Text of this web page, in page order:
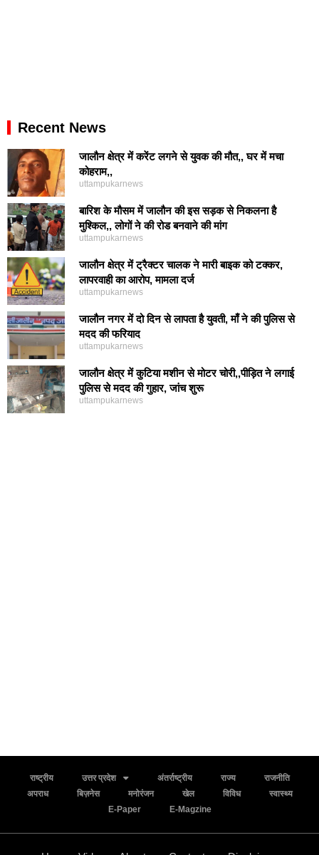
Recent News
जालौन क्षेत्र में करेंट लगने से युवक की मौत,, घर में मचा
कोहराम,,
uttampukarnews
बारिश के मौसम में जालौन की इस सड़क से निकलना है
मुश्किल,, लोगों ने की रोड बनवाने की मांग
uttampukarnews
जालौन क्षेत्र में ट्रैक्टर चालक ने मारी बाइक को टक्कर,
लापरवाही का आरोप, मामला दर्ज
uttampukarnews
जालौन नगर में दो दिन से लापता है युवती, माँ ने की पुलिस से
मदद की फरियाद
uttampukarnews
जालौन क्षेत्र में कुटिया मशीन से मोटर चोरी,,पीड़ित ने लगाई
पुलिस से मदद की गुहार, जांच शुरू
uttampukarnews
राष्ट्रीय उत्तर प्रदेश अंतर्राष्ट्रीय राज्य
राजनीति
अपराध
बिज़नेस मनोरंजन खेल विविध
स्वास्थ्य
E-Paper
E-Magzine